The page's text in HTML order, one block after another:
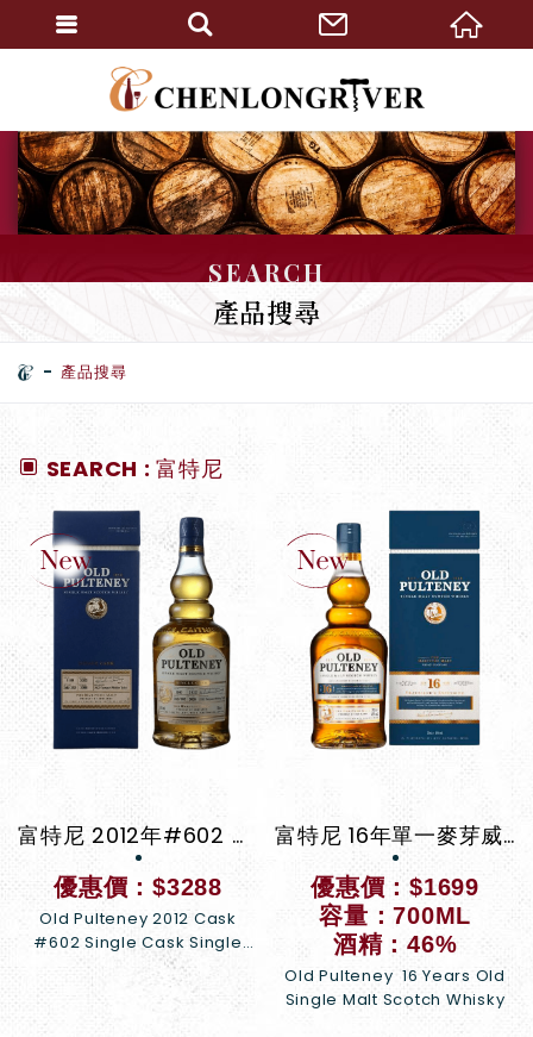
SEARCH
產品搜尋
產品搜尋
SEARCH : 富特尼
富特尼 2012年#602 單桶原酒 單一麥芽威士忌
優惠價：$3288
Old Pulteney 2012 Cask
#602 Single Cask Single
Malt Scotch Whisky
富特尼 16年單一麥芽威士忌(平行)
優惠價：$1699
容量：700ML
酒精：46%
Old Pulteney 16 Years Old
Single Malt Scotch Whisky